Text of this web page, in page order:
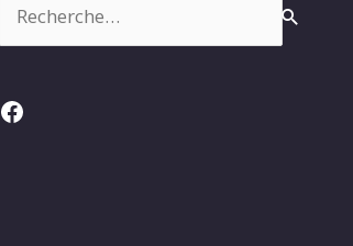
Facebook